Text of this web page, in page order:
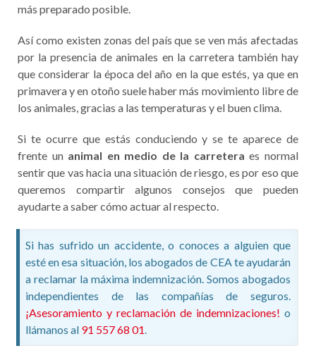
más preparado posible.
Así como existen zonas del país que se ven más afectadas
por la presencia de animales en la carretera también hay
que considerar la época del año en la que estés, ya que en
primavera y en otoño suele haber más movimiento libre de
los animales, gracias a las temperaturas y el buen clima.
Si te ocurre que estás conduciendo y se te aparece de
frente un animal en medio de la carretera es normal
sentir que vas hacia una situación de riesgo, es por eso que
queremos compartir algunos consejos que pueden
ayudarte a saber cómo actuar al respecto.
Si has sufrido un accidente, o conoces a alguien que
esté en esa situación, los abogados de CEA te ayudarán
a reclamar la máxima indemnización. Somos abogados
independientes de las compañías de seguros.
¡Asesoramiento y reclamación de indemnizaciones! o
llámanos al 91 557 68 01.